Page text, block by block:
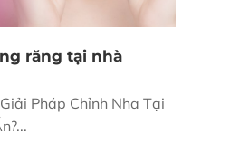
răng tại nhà
Pháp Chỉnh Nha Tại